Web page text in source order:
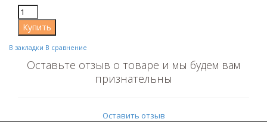
В закладки В сравнение
Оставьте отзыв о товаре и мы будем вам
признательны
Оставить отзыв